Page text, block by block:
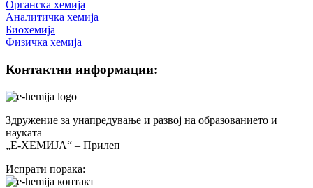
Органска хемија
Аналитичка хемија
Биохемија
Физичка хемија
Контактни информации:
Здружение за унапредување и развој на образованието и
науката
„Е-ХЕМИЈА“ – Прилеп
Испрати порака: